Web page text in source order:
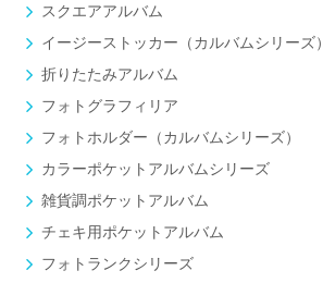
スクエアアルバム
イージーストッカー（カルバムシリーズ）
折りたたみアルバム
フォトグラフィリア
フォトホルダー（カルバムシリーズ）
カラーポケットアルバムシリーズ
雑貨調ポケットアルバム
チェキ用ポケットアルバム
フォトランクシリーズ